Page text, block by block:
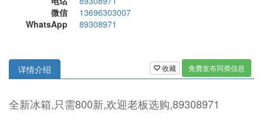
微信
13696303007
WhatsApp
89308971
收藏 免费发布同类信息
详情介绍
全新冰箱,只需800新,欢迎老板选购,89308971